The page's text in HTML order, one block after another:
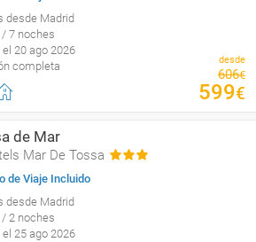
desde Madrid
7 noches
20 ago 2026
completa
desde
606€
599€
de Mar
Mar De Tossa
de Viaje Incluido
desde Madrid
/ 2 noches
25 ago 2026